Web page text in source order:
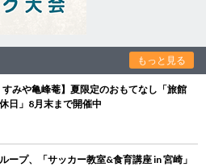
もっと見る
すみや亀峰菴】夏限定のおもてなし「旅館
日」8月末まで開催中
ープ、「サッカー教室&食育講座 in 宮崎」